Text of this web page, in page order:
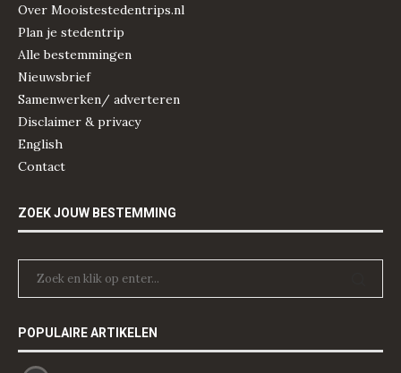
Over Mooistestedentrips.nl
Plan je stedentrip
Alle bestemmingen
Nieuwsbrief
Samenwerken/ adverteren
Disclaimer & privacy
English
Contact
ZOEK JOUW BESTEMMING
POPULAIRE ARTIKELEN